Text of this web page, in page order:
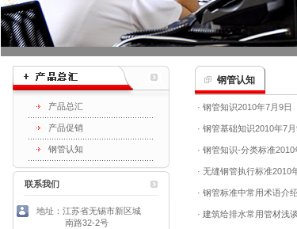
产品总汇
产品促销
钢管认知
联系我们
地址：江苏省无锡市新区城
南路32-2号
钢管认知
· 钢管知识2010年7月9日
· 钢管基础知识2010年7月
· 钢管知识-分类标准2010
· 无缝钢管执行标准2010
· 钢管标准中常用术语介绍
· 建筑给排水常用管材浅谈